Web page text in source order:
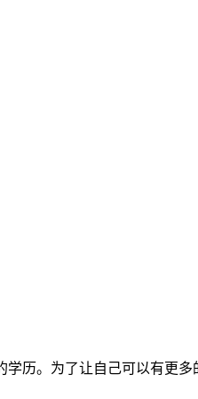
历。为了让自己可以有更